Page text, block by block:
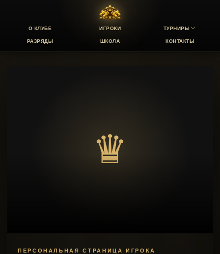
О КЛУБЕ ИГРОКИ ТУРНИРЫ
РАЗРЯДЫ ШКОЛА КОНТАКТЫ
♛
ПЕРСОНАЛЬНАЯ СТРАНИЦА ИГРОКА